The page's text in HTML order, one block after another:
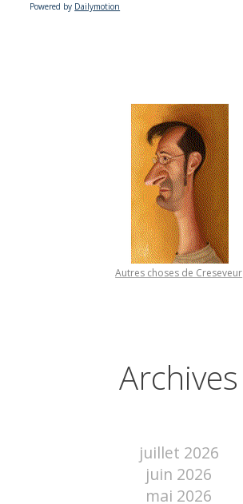
Powered by Dailymotion
Autres choses de Creseveur
Archives
juillet 2026
juin 2026
mai 2026